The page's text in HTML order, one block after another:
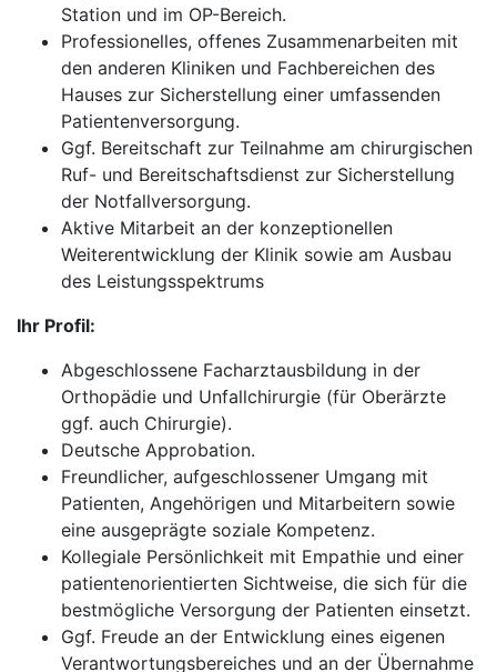
Station und im OP-Bereich.
Professionelles, offenes Zusammenarbeiten mit
den anderen Kliniken und Fachbereichen des
Hauses zur Sicherstellung einer umfassenden
Patientenversorgung.
Ggf. Bereitschaft zur Teilnahme am chirurgischen
Ruf- und Bereitschaftsdienst zur Sicherstellung
der Notfallversorgung.
Aktive Mitarbeit an der konzeptionellen
Weiterentwicklung der Klinik sowie am Ausbau
des Leistungsspektrums
Ihr Profil:
Abgeschlossene Facharztausbildung in der
Orthopädie und Unfallchirurgie (für Oberärzte
ggf. auch Chirurgie).
Deutsche Approbation.
Freundlicher, aufgeschlossener Umgang mit
Patienten, Angehörigen und Mitarbeitern sowie
eine ausgeprägte soziale Kompetenz.
Kollegiale Persönlichkeit mit Empathie und einer
patientenorientierten Sichtweise, die sich für die
bestmögliche Versorgung der Patienten einsetzt.
Ggf. Freude an der Entwicklung eines eigenen
Verantwortungsbereiches und an der Übernahme